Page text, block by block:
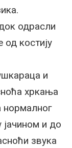
одрасли
од костију
и
хркања
нормалног
и до
звука